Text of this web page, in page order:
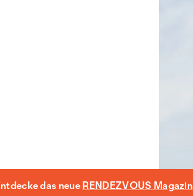
das neueRENDEZVOUS Magazin